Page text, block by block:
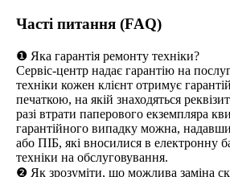
Часті питання (FAQ)
❶ Яка гарантія ремонту техніки?
Сервіс-центр надає гарантію на
техніки кожен клієнт отримує
печаткою, на якій знаходяться
разі втрати паперового екземпляра
гарантійного випадку можна,
або ПІБ, які вносилися в електронну
техніки на обслуговування.
❷ Як зрозуміти, що можлива заміна